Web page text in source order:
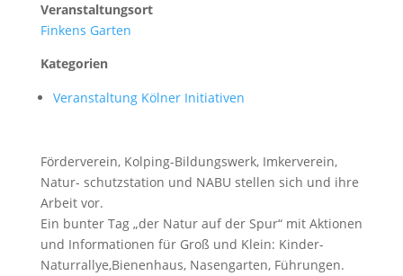
Veranstaltungsort
Finkens Garten
Kategorien
Veranstaltung Kölner Initiativen
Förderverein, Kolping-Bildungswerk, Imkerverein,
Natur- schutzstation und NABU stellen sich und ihre
Arbeit vor.
Ein bunter Tag „der Natur auf der Spur“ mit Aktionen
und Informationen für Groß und Klein: Kinder-
Naturrallye,Bienenhaus, Nasengarten, Führungen.